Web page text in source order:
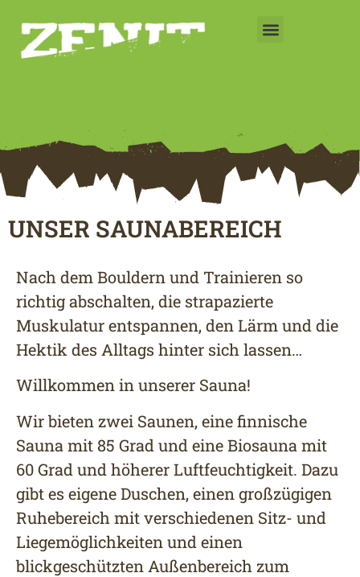
UNSER SAUNABEREICH
Nach dem Bouldern und Trainieren so
richtig abschalten, die strapazierte
Muskulatur entspannen, den Lärm und die
Hektik des Alltags hinter sich lassen…
Willkommen in unserer Sauna!
Wir bieten zwei Saunen, eine finnische
Sauna mit 85 Grad und eine Biosauna mit
60 Grad und höherer Luftfeuchtigkeit. Dazu
gibt es eigene Duschen, einen großzügigen
Ruhebereich mit verschiedenen Sitz- und
Liegemöglichkeiten und einen
blickgeschützten Außenbereich zum